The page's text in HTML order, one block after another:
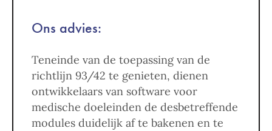
Ons advies:
Teneinde van de toepassing van de
richtlijn 93/42 te genieten, dienen
ontwikkelaars van software voor
medische doeleinden de desbetreffende
modules duidelijk af te bakenen en te